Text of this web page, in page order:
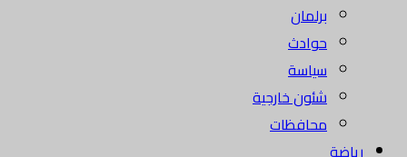
برلمان
حوادث
سياسة
شئون خارجية
محافظات
رياضة